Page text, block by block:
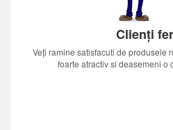
Clienți
Veți ramine satisfacuti de produsele
foarte atractiv si deasemeni o